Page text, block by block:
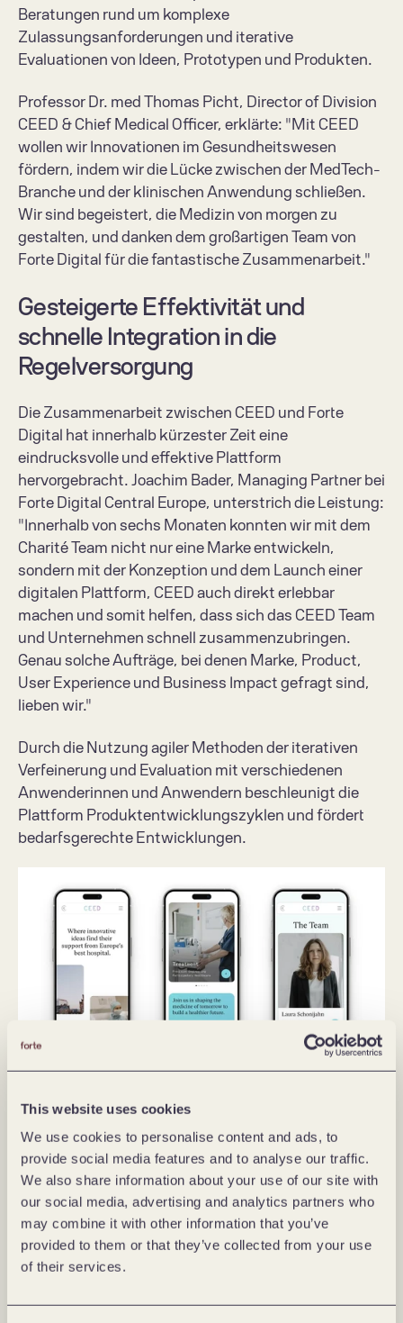
This website uses cookies
We use cookies to personalise content and ads, to
provide social media features and to analyse our traffic.
We also share information about your use of our site with
our social media, advertising and analytics partners who
may combine it with other information that you’ve
provided to them or that they’ve collected from your use
of their services.
Beratungen rund um komplexe
Zulassungsanforderungen und iterative
Evaluationen von Ideen, Prototypen und Produkten.
Professor Dr. med Thomas Picht, Director of Division
CEED & Chief Medical Officer, erklärte: "Mit CEED
wollen wir Innovationen im Gesundheitswesen
fördern, indem wir die Lücke zwischen der MedTech-
Branche und der klinischen Anwendung schließen.
Wir sind begeistert, die Medizin von morgen zu
gestalten, und danken dem großartigen Team von
Forte Digital für die fantastische Zusammenarbeit."
Gesteigerte Effektivität und
schnelle Integration in die
Regelversorgung
Die Zusammenarbeit zwischen CEED und Forte
Digital hat innerhalb kürzester Zeit eine
eindrucksvolle und effektive Plattform
hervorgebracht. Joachim Bader, Managing Partner bei
Forte Digital Central Europe, unterstrich die Leistung:
"Innerhalb von sechs Monaten konnten wir mit dem
Charité Team nicht nur eine Marke entwickeln,
sondern mit der Konzeption und dem Launch einer
digitalen Plattform, CEED auch direkt erlebbar
machen und somit helfen, dass sich das CEED Team
und Unternehmen schnell zusammenzubringen.
Genau solche Aufträge, bei denen Marke, Product,
User Experience und Business Impact gefragt sind,
lieben wir."
Durch die Nutzung agiler Methoden der iterativen
Verfeinerung und Evaluation mit verschiedenen
Anwenderinnen und Anwendern beschleunigt die
Plattform Produktentwicklungszyklen und fördert
bedarfsgerechte Entwicklungen.
Maßgeschneiderte Innovation:
Vielseitige Geschäftsbereiche zur
Förderung von MedTech-
Entwicklung
Die drei Geschäftsbereiche von CEED umfassen
Beratung, Evaluation und Edukation. Jede Kundin